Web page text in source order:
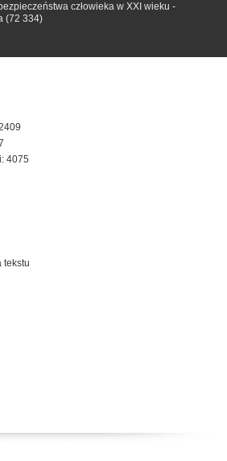
człowieka w XXI wieku -
(72 334)
4075
tekstu